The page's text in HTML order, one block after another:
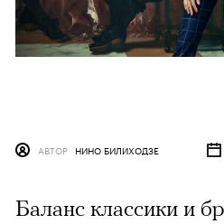
АВТОР НИНО БИЛИХОДЗЕ
Баланс классики и